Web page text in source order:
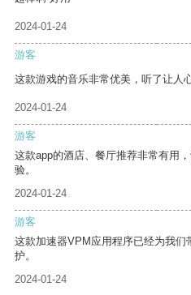
2024-01-24
游客
这款游戏的音乐非常优美，听了让人
2024-01-24
游客
这款app的酒店、餐厅推荐非常有用
验。
2024-01-24
游客
这款加速器VPM应用程序已经为我
护。
2024-01-24